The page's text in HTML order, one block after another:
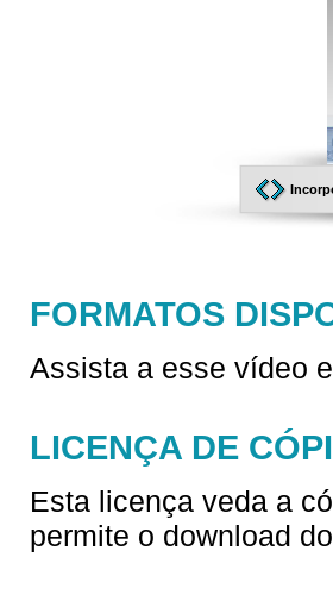
FORMATOS
Assista a esse vídeo
LICENÇA DE
Esta licença veda a
permite o download